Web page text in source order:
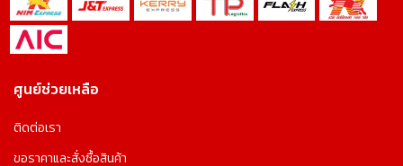
ศูนย์ช่วยเหลือ
ติดต่อเรา
ขอราคาและสั่งซื้อสินค้า